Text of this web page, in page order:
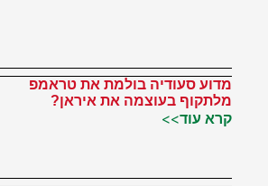
מדוע סעודיה בולמת את טראמפ
מלתקוף בעוצמה את איראן?
קרא עוד>>